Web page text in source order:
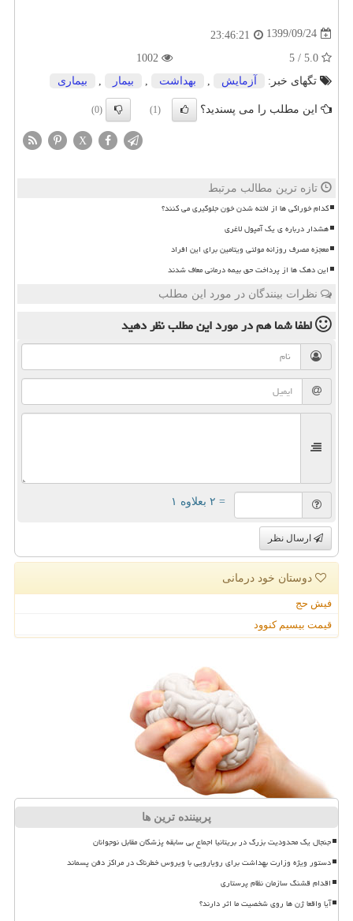
1399/09/24
23:46:21
تگهای خبر:
آزمایش بهداشت بیمار بیماری
این مطلب را می پسندید؟ (1)
(0)
X
تازه ترین مطالب مرتبط
کدام خوراکی ها از لخته شدن خون جلوگیری می کنند؟
هشدار درباره ی یک آمپول لاغری
معجزه مصرف روزانه مولتی ویتامین برای این افراد
این دهک ها از پرداخت حق بیمه درمانی معاف شدند
نظرات بینندگان در مورد این مطلب
لطفا شما همدر مورد این مطلبنظر دهید
= ۲ بعلاوه ۱
ارسال نظر
دوستان خود درمانی
فیش حج
قیمت بیسیم کنوود
پربیننده ترین ها
جنجال یک محدودیت بزرگ در بریتانیا اجماع بی سابقه پزشکان مقابل نوجوانان
دستور ویژه وزارت بهداشت برای رویارویی با ویروس خطرناک در مراکز دفن پسماند
اقدام قشنگ سازمان نظام پرستاری
آیا واقعا ژن ها روی شخصیت ما اثر دارند؟